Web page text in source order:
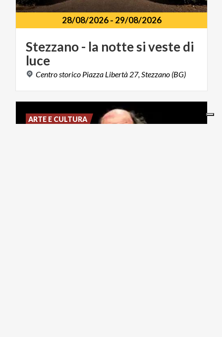
28/08/2026- 29/08/2026
Stezzano- la nottesivestedi
luce
Centro storico Piazza Libertà 27, Stezzano (BG)
ARTE E CULTURA